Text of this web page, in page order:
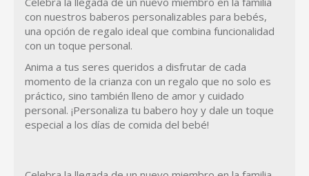
con nuestros baberos personalizables para bebés,
una opción de regalo ideal que combina funcionalidad
con un toque personal.
Anima a tus seres queridos a disfrutar de cada
momento de la crianza con un regalo que no solo es
práctico, sino también lleno de amor y cuidado
personal. ¡Personaliza tu babero hoy y dale un toque
especial a los días de comida del bebé!